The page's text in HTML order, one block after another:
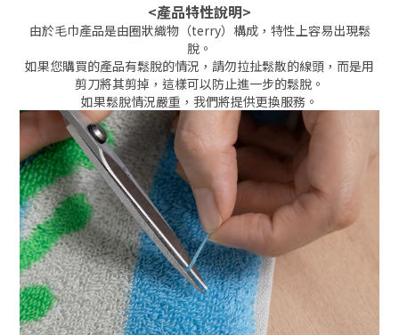
<產品特性說明>
由於毛巾產品是由圈狀織物（terry）構成，特性上容易出現鬆
脫。
如果您購買的產品有鬆脫的情況，請勿拉扯鬆散的線頭，而是用
剪刀將其剪掉，這樣可以防止進一步的鬆脫。
如果鬆脫情況嚴重，我們將提供更換服務。